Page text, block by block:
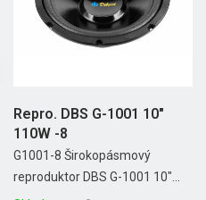
Repro. DBS G-1001 10"
110W -8
G1001-8 Širokopásmový
reproduktor DBS G-1001 10"...